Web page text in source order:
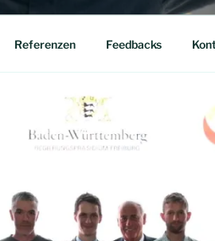
Referenzen Feedbacks